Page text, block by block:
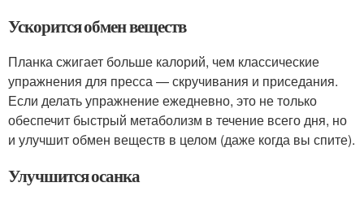
Ускорится обмен веществ
Планка сжигает больше калорий, чем классические
упражнения для пресса — скручивания и приседания.
Если делать упражнение ежедневно, это не только
обеспечит быстрый метаболизм в течение всего дня, но
и улучшит обмен веществ в целом (даже когда вы спите).
Улучшится осанка